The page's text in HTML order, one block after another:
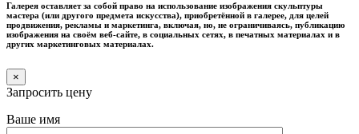
Галерея оставляет за собой право на использование изображения скульптуры
мастера (или другого предмета искусства), приобретённой в галерее, для целей
продвижения, рекламы и маркетинга, включая, но, не ограничиваясь, публикацию
изображения на своём веб-сайте, в социальных сетях, в печатных материалах и в
других маркетинговых материалах.
×
Запросить цену
Ваше имя